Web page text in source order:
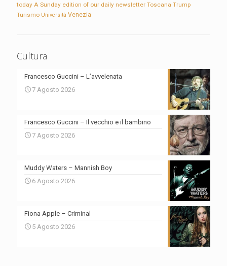
today A Sunday edition of our daily newsletter Toscana Trump
Turismo Università Venezia
Cultura
Francesco Guccini – L’avvelenata
7 Agosto 2026
Francesco Guccini – Il vecchio e il bambino
7 Agosto 2026
Muddy Waters – Mannish Boy
6 Agosto 2026
Fiona Apple – Criminal
5 Agosto 2026